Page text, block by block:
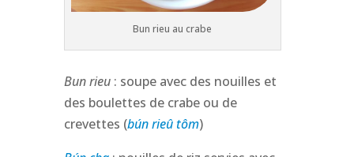
Bun rieu au crabe
Bun rieu: soupe avec des nouilles et
des boulettes de crabe ou de
crevettes (bún rieû tôm)